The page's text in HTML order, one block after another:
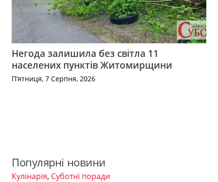
Негода залишила без світла 11
населених пунктів Житомирщини
П’ятниця, 7 Серпня, 2026
Популярні новини
Кулінарія, Суботні поради